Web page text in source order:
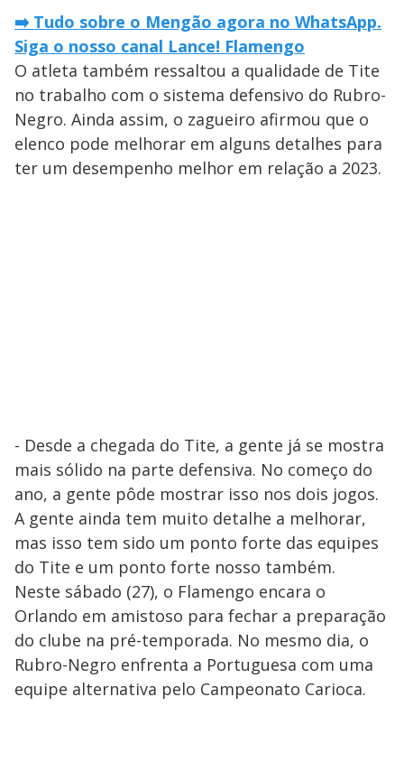
➡️ Tudo sobre o Mengão agora no WhatsApp.
Siga o nosso canal Lance! Flamengo
O atleta também ressaltou a qualidade de Tite
no trabalho com o sistema defensivo do Rubro-
Negro. Ainda assim, o zagueiro afirmou que o
elenco pode melhorar em alguns detalhes para
ter um desempenho melhor em relação a 2023.
- Desde a chegada do Tite, a gente já se mostra
mais sólido na parte defensiva. No começo do
ano, a gente pôde mostrar isso nos dois jogos.
A gente ainda tem muito detalhe a melhorar,
mas isso tem sido um ponto forte das equipes
do Tite e um ponto forte nosso também.
Neste sábado (27), o Flamengo encara o
Orlando em amistoso para fechar a preparação
do clube na pré-temporada. No mesmo dia, o
Rubro-Negro enfrenta a Portuguesa com uma
equipe alternativa pelo Campeonato Carioca.